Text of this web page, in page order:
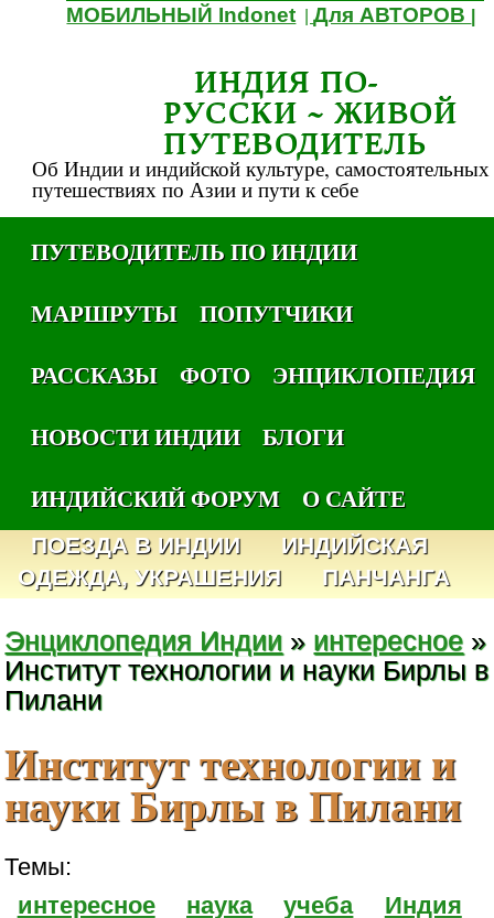
МОБИЛЬНЫЙ Indonet |Для АВТОРОВ
ИНДИЯ ПО-
РУССКИ ~ ЖИВОЙ
ПУТЕВОДИТЕЛЬ
Об Индии и индийской культуре, самостоятельных
путешествиях по Азии и пути к себе
ПУТЕВОДИТЕЛЬ ПО ИНДИИ
МАРШРУТЫ
ПОПУТЧИКИ
РАССКАЗЫ
ФОТО
ЭНЦИКЛОПЕДИЯ
НОВОСТИ ИНДИИ
БЛОГИ
ИНДИЙСКИЙ ФОРУМ
О САЙТЕ
ПОЕЗДА В ИНДИИ
ИНДИЙСКАЯ
ОДЕЖДА, УКРАШЕНИЯ
ПАНЧАНГА
Энциклопедия Индии » интересное »
Институт технологии и науки Бирлы в
Пилани
Институт технологии и
науки Бирлы в Пилани
Темы:
интересное
наука учеба
Индия